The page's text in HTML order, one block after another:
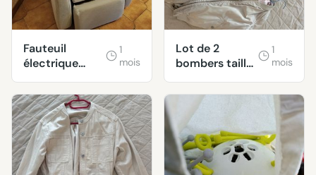
Fauteuil
électrique
relevable
Poltronesofa
1
mois
Lot de 2
bombers taille
XS
1
mois